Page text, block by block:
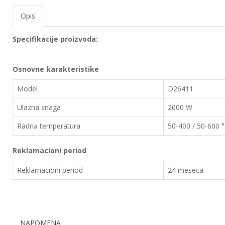
EWM
aparati
zavarivanje
Prenosni
računari
Pribor
za
zavarivanje
radionica
Opis
Specifikacije proizvoda:
Osnovne karakteristike
Model
D26411
Ulazna snaga
2000 W
Radna temperatura
50-400 / 50-600
Reklamacioni period
Reklamacioni period 24 meseca
NAPOMENA